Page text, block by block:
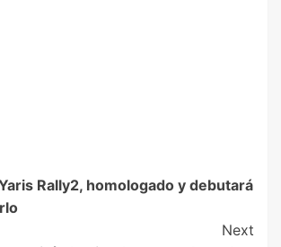
Rally2, homologado y debutará
Next